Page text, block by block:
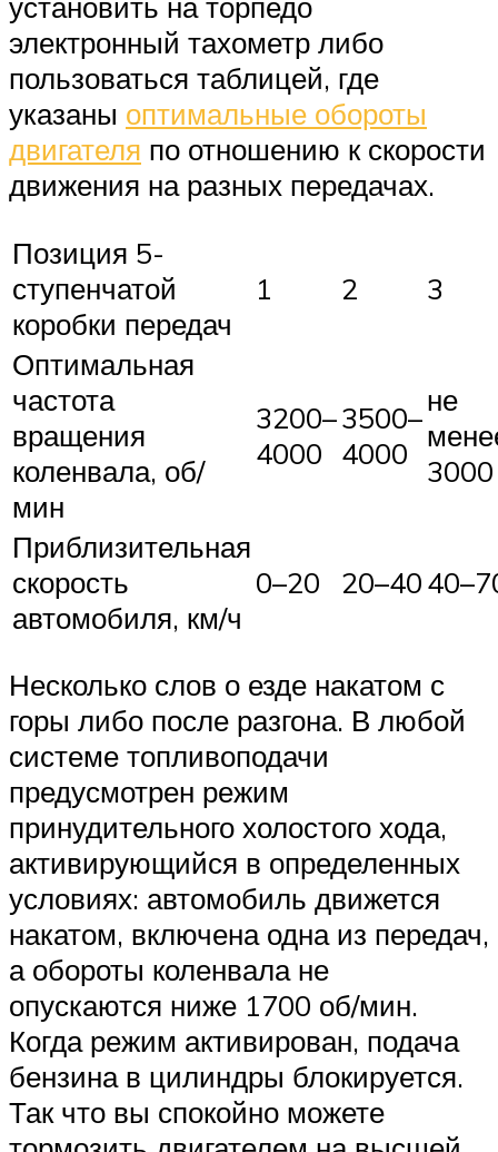
электронный тахометр либо
пользоваться таблицей, где
указаны оптимальные обороты
двигателя по отношению к скорости
движения на разных передачах.
Позиция 5-
ступенчатой
коробки передач
1 2 3
Оптимальная
частота
вращения
коленвала, об/
мин
3200–
4000
3500–
4000
не
3000
Приблизительная
скорость
автомобиля, км/ч
0–20 20–40
Несколько слов о езде накатом с
горы либо после разгона. В любой
системе топливоподачи
предусмотрен режим
принудительного холостого хода,
активирующийся в определенных
условиях: автомобиль движется
накатом, включена одна из передач,
а обороты коленвала не
опускаются ниже 1700 об/мин.
Когда режим активирован, подача
бензина в цилиндры блокируется.
Так что вы спокойно можете